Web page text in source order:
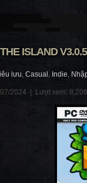
ISLAND
lưu, Casual , Indie,
2024 | Lượt xem: 8,206